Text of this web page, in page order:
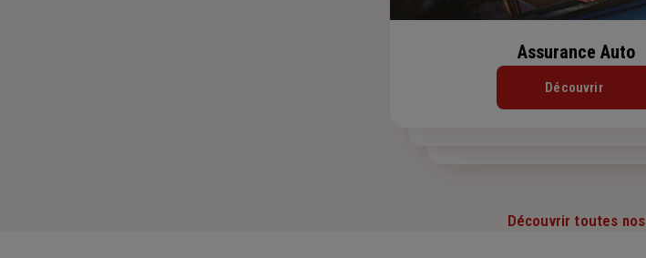
Assurance de prêt
Assurance
Découvrir
Assurance Auto
Découvrir
Découvrir toutes